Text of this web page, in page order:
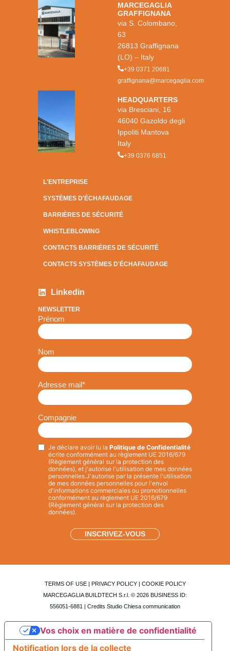
MARCEGAGLIA
GRAFFIGNANA
via S. Colombano,
63
26813 Graffignana
(LO) – Italy
+39 0371 20681
graffignana@marcegaglia.com
HEADQUARTERS
via Bresciani, 16
46040 Gazoldo degli
Ippoliti Mantova
Italy
+39 0376 6851
L'ENTREPRISE
SYSTÈMES D'ÉCHAFAUDAGE
BARRIÈRES DE SÉCURITÉ
WHISTLEBLOWING
CONTACTS BARRIÈRES DE SÉCURITÉ
CONTACTS SYSTÈMES D'ÉCHAFAUDAGE
Linkedin
NEWSLETTER
Prénom
Nom
Adresse mail*
Compagnie
Privacy*
Je déclare avoir lu la Politique de Confidentialité
écrite conformément au règlement UE 2016/679
(Règlement général sur la protection des
données), et j'autorise l'utilisation de mes données
personnelles.J'autorise par la présente l'utilisation
de mes données personnelles pour l'envoi
d'informations commerciales ou promotionnelles
conformément au règlement UE 2016/679
(Règlement général sur la protection des
données).
TERMS OF USE| PRIVACY POLICY| COOKIE POLICY
MARCEGAGLIA BUILDTECH S.r.l. © 2026 BUSINESS ID:
556051-6881 | Credits Studio Chiesa communication
Notification lors de la collecte
Vos choix en matière de confidentialité